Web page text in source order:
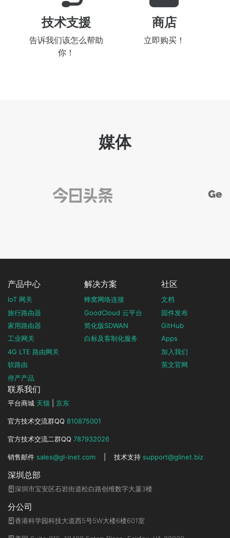
技术支援
告诉我们该怎么帮助
你！
商店
立即购买！
媒体
产品中心
IoT 网关
旅行路由器
家用路由器
工业网关
4G LTE 路由网关
软路由
停产产品
解决方案
蜂窝网络连接
GoodCloud 云平台
简化版SDWAN
白标及客制化服务
社区
文档
固件发布
GitHub
Apps
加入我们
英文官网
联系我们
平台商城 天猫 京东
官方技术交流群QQ 810875001
官方技术交流二群QQ 787932026
销售邮件 sales@gl-inet.com 技术支持 support@glinet.biz
深圳总部
深圳市宝安区石岩街道松白路创维数字大厦3楼
分公司
香港科学园科技大道西5号5W大楼6楼601室